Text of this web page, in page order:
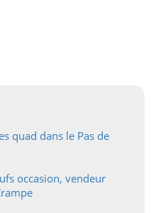
quad dans le Pas de
occasion, vendeur